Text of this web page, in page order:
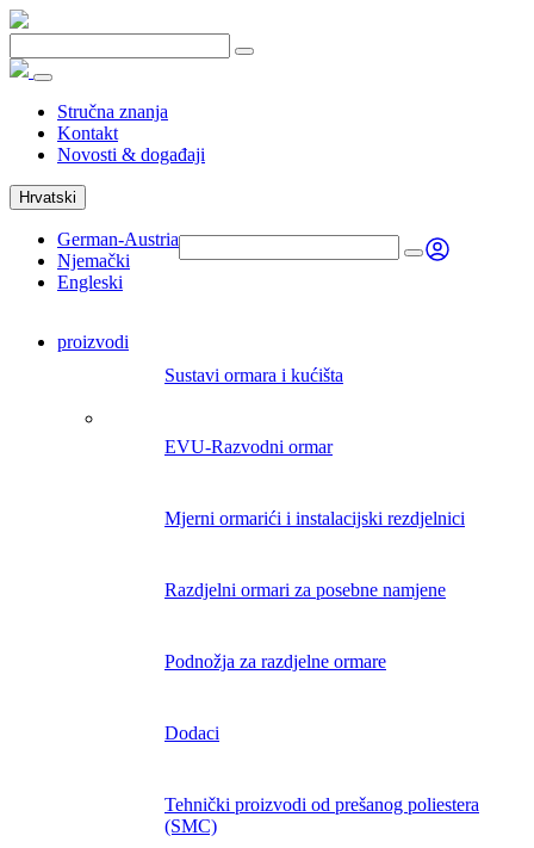
Stručna znanja
Kontakt
Novosti & događaji
Hrvatski
German-Austria
Njemački
Engleski
proizvodi
Sustavi ormara i kućišta
EVU-Razvodni ormar
Mjerni ormarići i instalacijski rezdjelnici
Razdjelni ormari za posebne namjene
Podnožja za razdjelne ormare
Dodaci
Tehnički proizvodi od prešanog poliestera
(SMC)